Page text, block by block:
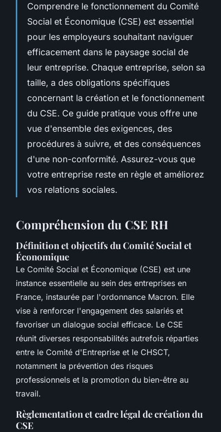
Comprendre le fonctionnement du Comité
Social et Économique (CSE) est essentiel
pour les employeurs souhaitant naviguer
efficacement dans le paysage social de
leur entreprise. Chaque entreprise, selon sa
taille, a des obligations spécifiques
concernant la création et le fonctionnement
du CSE. Ce guide pratique vous offre une
vue d'ensemble des exigences, des
procédures à suivre, et des conséquences
d'une non-conformité. Assurez-vous que
votre entreprise reste en règle et améliorez
vos relations sociales.
Compréhension du CSE RH
Définition et objectifs du Comité Social et
Économique
Le Comité Social et Économique (CSE) est une
instance essentielle au sein des entreprises en
France, instaurée par l'ordonnance Macron. Elle
vise à renforcer l'engagement des salariés et
favoriser un dialogue social efficace. Le CSE
réunit diverses responsabilités autrefois réparties
entre le Comité d'Entreprise et le CHSCT,
notamment la prévention des risques
professionnels et la promotion du bien-être au
travail.
Règlementation et cadre légal de création du
CSE